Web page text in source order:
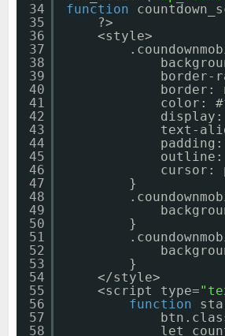
34
35
36
37
38
39
40
41
42
43
44
45
46
47
48
49
50
51
52
53
54
55
56
57
58
function
?>
<style>
border-
border:
color:
text-
outline:
cursor:
}
}
}
</style>
<script type=
function
let